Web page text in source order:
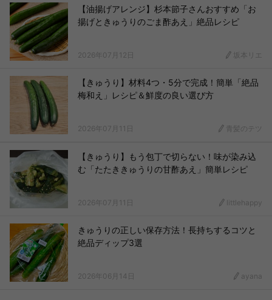
【油揚げアレンジ】杉本節子さんおすすめ「お
揚げときゅうりのごま酢あえ」絶品レシピ
2026年07月12日 坂本リエ
【きゅうり】材料4つ・5分で完成！簡単「絶品
梅和え」レシピ＆鮮度の良い選び方
2026年07月11日 青髪のテツ
【きゅうり】もう包丁で切らない！味が染み込
む「たたききゅうりの甘酢あえ」簡単レシピ
2026年07月11日 littlehappy
きゅうりの正しい保存方法！長持ちするコツと
絶品ディップ3選
2026年06月14日 ayana